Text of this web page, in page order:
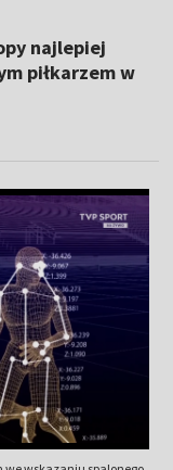
najlepiej
piłkarzem w